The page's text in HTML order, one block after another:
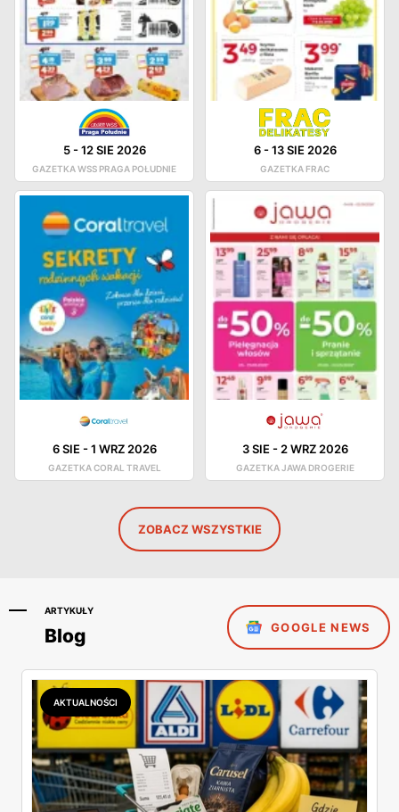
5-12 SIE 2026
GAZETKA WSS PRAGA POŁUDNIE
6-13 SIE 2026
GAZETKA FRAC
6 SIE -1 WRZ 2026
GAZETKA CORAL TRAVEL
3 SIE - 2 WRZ 2026
GAZETKA JAWA DROGERIE
ZOBACZ WSZYSTKIE
ARTYKUŁY
Blog GOOGLE NEWS
AKTUALNOŚCI